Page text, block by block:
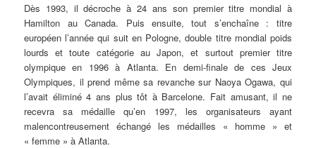
Dès 1993, il décroche à 24 ans son premier titre mondial à
Hamilton au Canada. Puis ensuite, tout s’enchaîne : titre
européen l’année qui suit en Pologne, double titre mondial poids
lourds et toute catégorie au Japon, et surtout premier titre
olympique en 1996 à Atlanta. En demi-finale de ces Jeux
Olympiques, il prend même sa revanche sur Naoya Ogawa, qui
l’avait éliminé 4 ans plus tôt à Barcelone. Fait amusant, il ne
recevra sa médaille qu’en 1997, les organisateurs ayant
malencontreusement échangé les médailles « homme » et
« femme » à Atlanta.